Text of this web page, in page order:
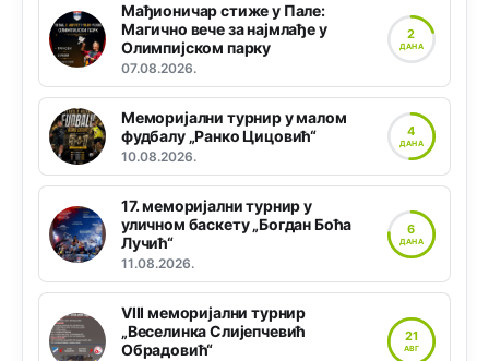
Мађионичар стиже у Пале:
Магично вече за најмлађе у
Олимпијском парку
07.08.2026.
2
ДАНА
Меморијални турнир у малом
фудбалу „Ранко Цицовић“
10.08.2026.
4
ДАНА
17. меморијални турнир у
уличном баскету „Богдан Боћа
Лучић“
11.08.2026.
6
ДАНА
VIII меморијални турнир
„Веселинка Слијепчевић
Обрадовић“
21
АВГ